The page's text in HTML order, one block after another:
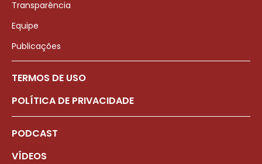
Transparência
Equipe
Publicações
TERMOS DE USO
POLÍTICA DE PRIVACIDADE
PODCAST
VÍDEOS